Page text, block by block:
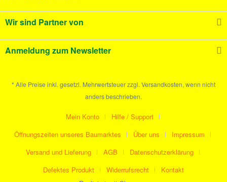
Wir sind Partner von
Anmeldung zum Newsletter
* Alle Preise inkl. gesetzl. Mehrwertsteuer zzgl. Versandkosten, wenn nicht
anders beschrieben.
Mein Konto
Hilfe / Support
Öffnungszeiten unseres Baumarktes
Über uns
Impressum
Versand und Lieferung
AGB
Datenschutzerklärung
Defektes Produkt
Widerrufsrecht
Kontakt